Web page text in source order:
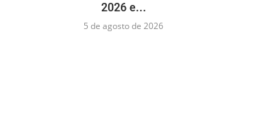
2026 e...
5 de agosto de 2026